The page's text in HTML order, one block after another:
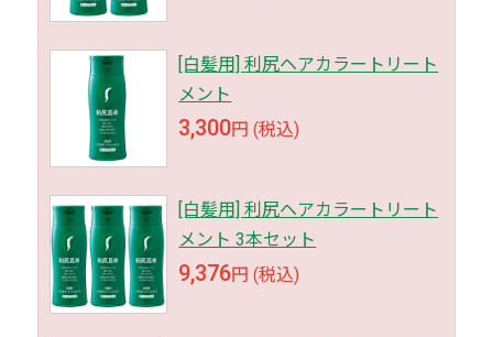
[白髪用] 利尻ヘアカラートリート
メント
3,300円 (税込)
[白髪用] 利尻ヘアカラートリート
メント 3本セット
9,376円 (税込)